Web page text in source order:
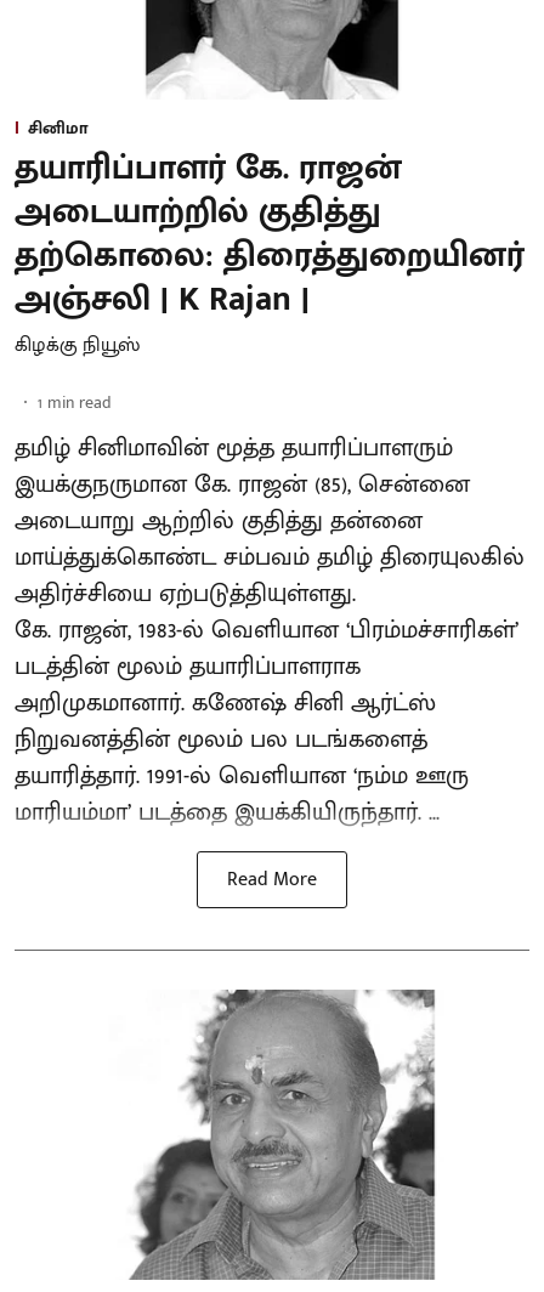
சினிமா
தயாரிப்பாளர் கே. ராஜன்
அடையாற்றில் குதித்து
தற்கொலை: திரைத்துறையினர்
அஞ்சலி | K Rajan |
கிழக்கு நியூஸ்
1 min read
தமிழ் சினிமாவின் மூத்த தயாரிப்பாளரும்
இயக்குநருமான கே. ராஜன் (85), சென்னை
அடையாறு ஆற்றில் குதித்து தன்னை
மாய்த்துக்கொண்ட சம்பவம் தமிழ் திரையுலகில்
அதிர்ச்சியை ஏற்படுத்தியுள்ளது.
கே. ராஜன், 1983-ல் வெளியான ‘பிரம்மச்சாரிகள்’
படத்தின் மூலம் தயாரிப்பாளராக
அறிமுகமானார். கணேஷ் சினி ஆர்ட்ஸ்
நிறுவனத்தின் மூலம் பல படங்களைத்
தயாரித்தார். 1991-ல் வெளியான ‘நம்ம ஊரு
மாரியம்மா’ படத்தை இயக்கியிருந்தார். ...
Read More